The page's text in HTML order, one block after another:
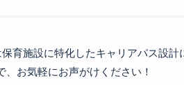
育施設に特化したキャリアパス設計
お気軽にお声がけください！